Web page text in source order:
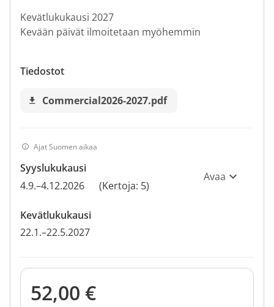
Kevätlukukausi 2027
Kevään päivät ilmoitetaan myöhemmin
Tiedostot
Commercial2026-2027.pdf
Ajat Suomen aikaa
Syyslukukausi
4.9.–4.12.2026
(Kertoja: 5)
Avaa
Kevätlukukausi
22.1.–22.5.2027
52,00 €